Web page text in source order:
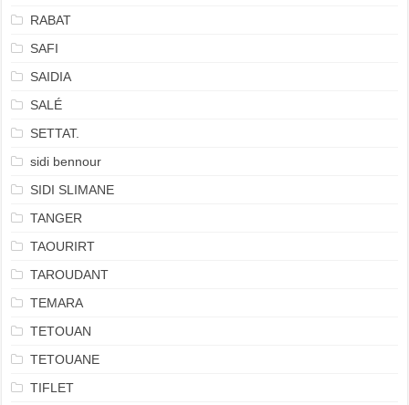
RABAT
SAFI
SAIDIA
SALÉ
SETTAT.
sidi bennour
SIDI SLIMANE
TANGER
TAOURIRT
TAROUDANT
TEMARA
TETOUAN
TETOUANE
TIFLET